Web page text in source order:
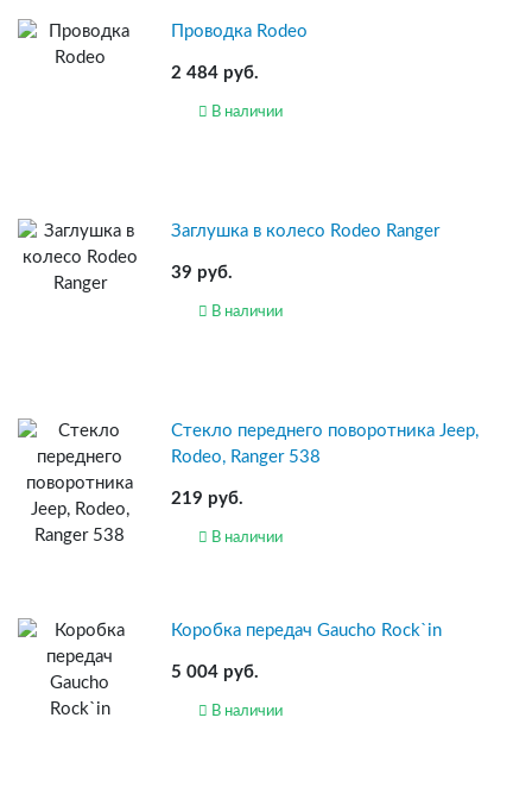
Проводка Rodeo
2 484 руб.
В наличии
Заглушка в колесо Rodeo Ranger
39 руб.
В наличии
Стекло переднего поворотника Jeep,
Rodeo, Ranger 538
219 руб.
В наличии
Коробка передач Gaucho Rock`in
5 004 руб.
В наличии